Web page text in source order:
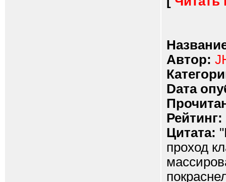
Автор:
Dата
Рейтинг:
Цитата:
проход